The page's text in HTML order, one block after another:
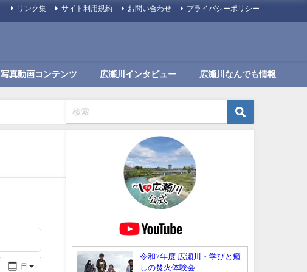
リンク集 サイト利用規約 お問い合わせ プライバシーポリシー
写真動画コンテンツ 広瀬川インタビュー 広瀬川なんでも情報
日